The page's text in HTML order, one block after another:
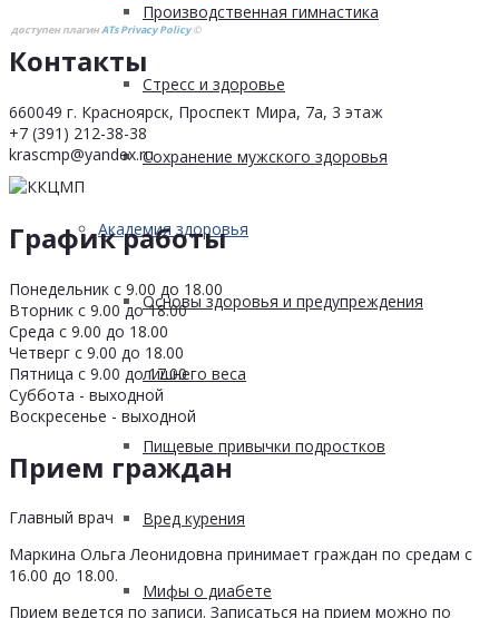
Производственная гимнастика
Стресс и здоровье
Сохранение мужского здоровья
Академия здоровья
Основы здоровья и предупреждения
лишнего веса
Пищевые привычки подростков
Вред курения
Мифы о диабете
доступен плагинATs Privacy Policy©
Контакты
660049 г. Красноярск, Проспект Мира, 7а, 3 этаж
+7 (391) 212-38-38
krascmp@yandex.ru
График работы
Понедельник с 9.00 до 18.00
Вторник с 9.00 до 18.00
Среда с 9.00 до 18.00
Четверг с 9.00 до 18.00
Пятница с 9.00 до 17.00
Суббота - выходной
Воскресенье - выходной
Прием граждан
Главный врач
Маркина Ольга Леонидовна принимает граждан по средам с
16.00 до 18.00.
Прием ведется по записи. Записаться на прием можно по